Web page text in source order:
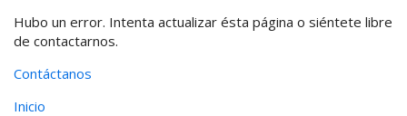
Hubo un error. Intenta actualizar ésta página o siéntete libre
de contactarnos.
Contáctanos
Inicio